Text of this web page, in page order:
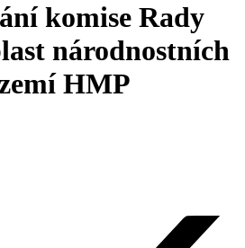
komise Rady
národnostních
HMP